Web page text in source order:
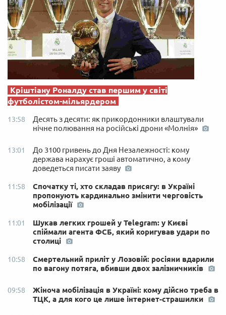
Кріштіану Роналду став першим у світі
футболістом-мільярдером
13:58
Десять з десяти: як прикордонники влаштували
нічне полювання на російські дрони «Молнія»
13:01
До 3100 гривень до Дня Незалежності: кому
держава нарахує гроші автоматично, а кому
доведеться писати заяву
11:58
Спочатку ті, хто складав присягу: в Україні
пропонують кардинально змінити черговість
мобілізації
11:01
Шукав легких грошей у Telegram: у Києві
спіймали агента ФСБ, який коригував удари по
столиці
10:58
Смертельний приліт у Лозовій: росіяни вдарили
по вагону потяга, вбивши двох залізничників
09:58
Жіноча мобілізація в Україні: кому дійсно треба в
ТЦК, а для кого це лише інтернет-страшилки